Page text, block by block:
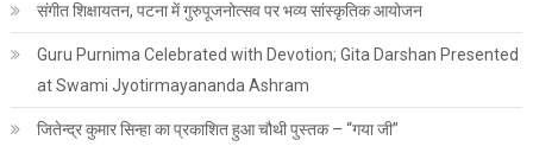
संगीत शिक्षायतन, पटना में गुरुपूजनोत्सव पर भव्य सांस्कृतिक आयोजन
Guru Purnima Celebrated with Devotion; Gita Darshan Presented
at Swami Jyotirmayananda Ashram
जितेन्द्र कुमार सिन्हा का प्रकाशित हुआ चौथी पुस्तक – “गया जी”